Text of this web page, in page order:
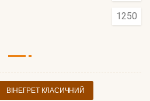
1250
ВІНЕГРЕТ КЛАСИЧНИЙ